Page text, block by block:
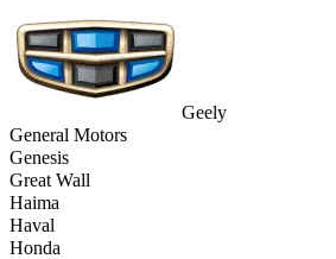
Geely
General Motors
Genesis
Great Wall
Haima
Haval
Honda